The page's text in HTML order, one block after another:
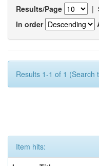
Results/Page |
In order
Results 1-1 of 1 (Search
Item hits: